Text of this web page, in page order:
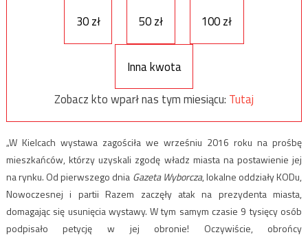
30 zł 50 zł 100 zł
Inna kwota
Zobacz kto wparł nas tym miesiącu: Tutaj
„W Kielcach wystawa zagościła we wrześniu 2016 roku na prośbę
mieszkańców, którzy uzyskali zgodę władz miasta na postawienie jej
na rynku. Od pierwszego dnia Gazeta Wyborcza, lokalne oddziały KODu,
Nowoczesnej i partii Razem zaczęły atak na prezydenta miasta,
domagając się usunięcia wystawy. W tym samym czasie 9 tysięcy osób
podpisało petycję w jej obronie! Oczywiście, obrońcy